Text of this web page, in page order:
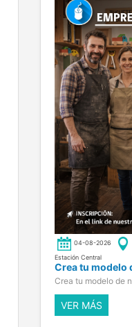
04-08-2026
Estación Central
Crea tu modelo
Crea tu modelo de
VER MÁS